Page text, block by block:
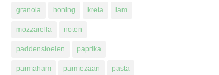
granola honing kreta lam
mozzarella noten
paddenstoelen paprika
parmaham parmezaan pasta